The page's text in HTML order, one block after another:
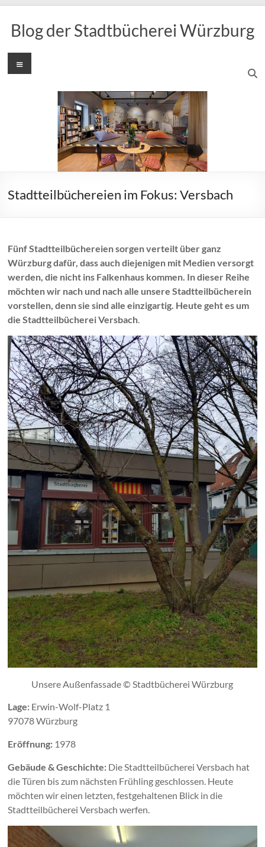
Inhalt
springen
Blog der Stadtbücherei Würzburg
Menü
Stadtteilbüchereien im Fokus: Versbach
Fünf Stadtteilbüchereien sorgen verteilt über ganz
Würzburg dafür, dass auch diejenigen mit Medien versorgt
werden, die nicht ins Falkenhaus kommen. In dieser Reihe
möchten wir nach und nach alle unsere Stadtteilbücherein
vorstellen, denn sie sind alle einzigartig. Heute geht es um
die StadtteilbüchereiVersbach
Unsere Außenfassade © Stadtbücherei Würzburg
Lage: Erwin-Wolf-Platz 1
97078 Würzburg
Eröffnung: 1978
Gebäude & Geschichte: Die Stadtteilbücherei Versbach hat
die Türen bis zum nächsten Frühling geschlossen. Heute
möchten wir einen letzten, festgehaltenen Blick in die
Stadtteilbücherei Versbach werfen.